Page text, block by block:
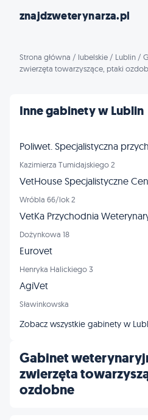
znajdzweterynarza.pl
Strona główna / lubelskie / Lublin /
zwierzęta towarzyszące, ptaki
Gabinet
zwierzęta
ozdobne
Inne gabinety w Lublin
Kazimierza Tumidajskiego 2
Wróbla 66/lok 2
VetKa Przychodnia
Dożynkowa 18
Eurovet
Henryka Halickiego 3
AgiVet
Sławinkowska
Zobacz wszystkie gabinety w